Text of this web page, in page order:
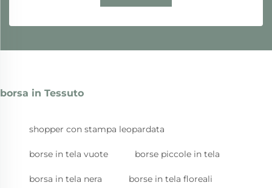
borsa in Tessuto
shopper con stampa leopardata
borse in tela vuote borse piccole in tela
borsa in tela nera borse in tela floreali